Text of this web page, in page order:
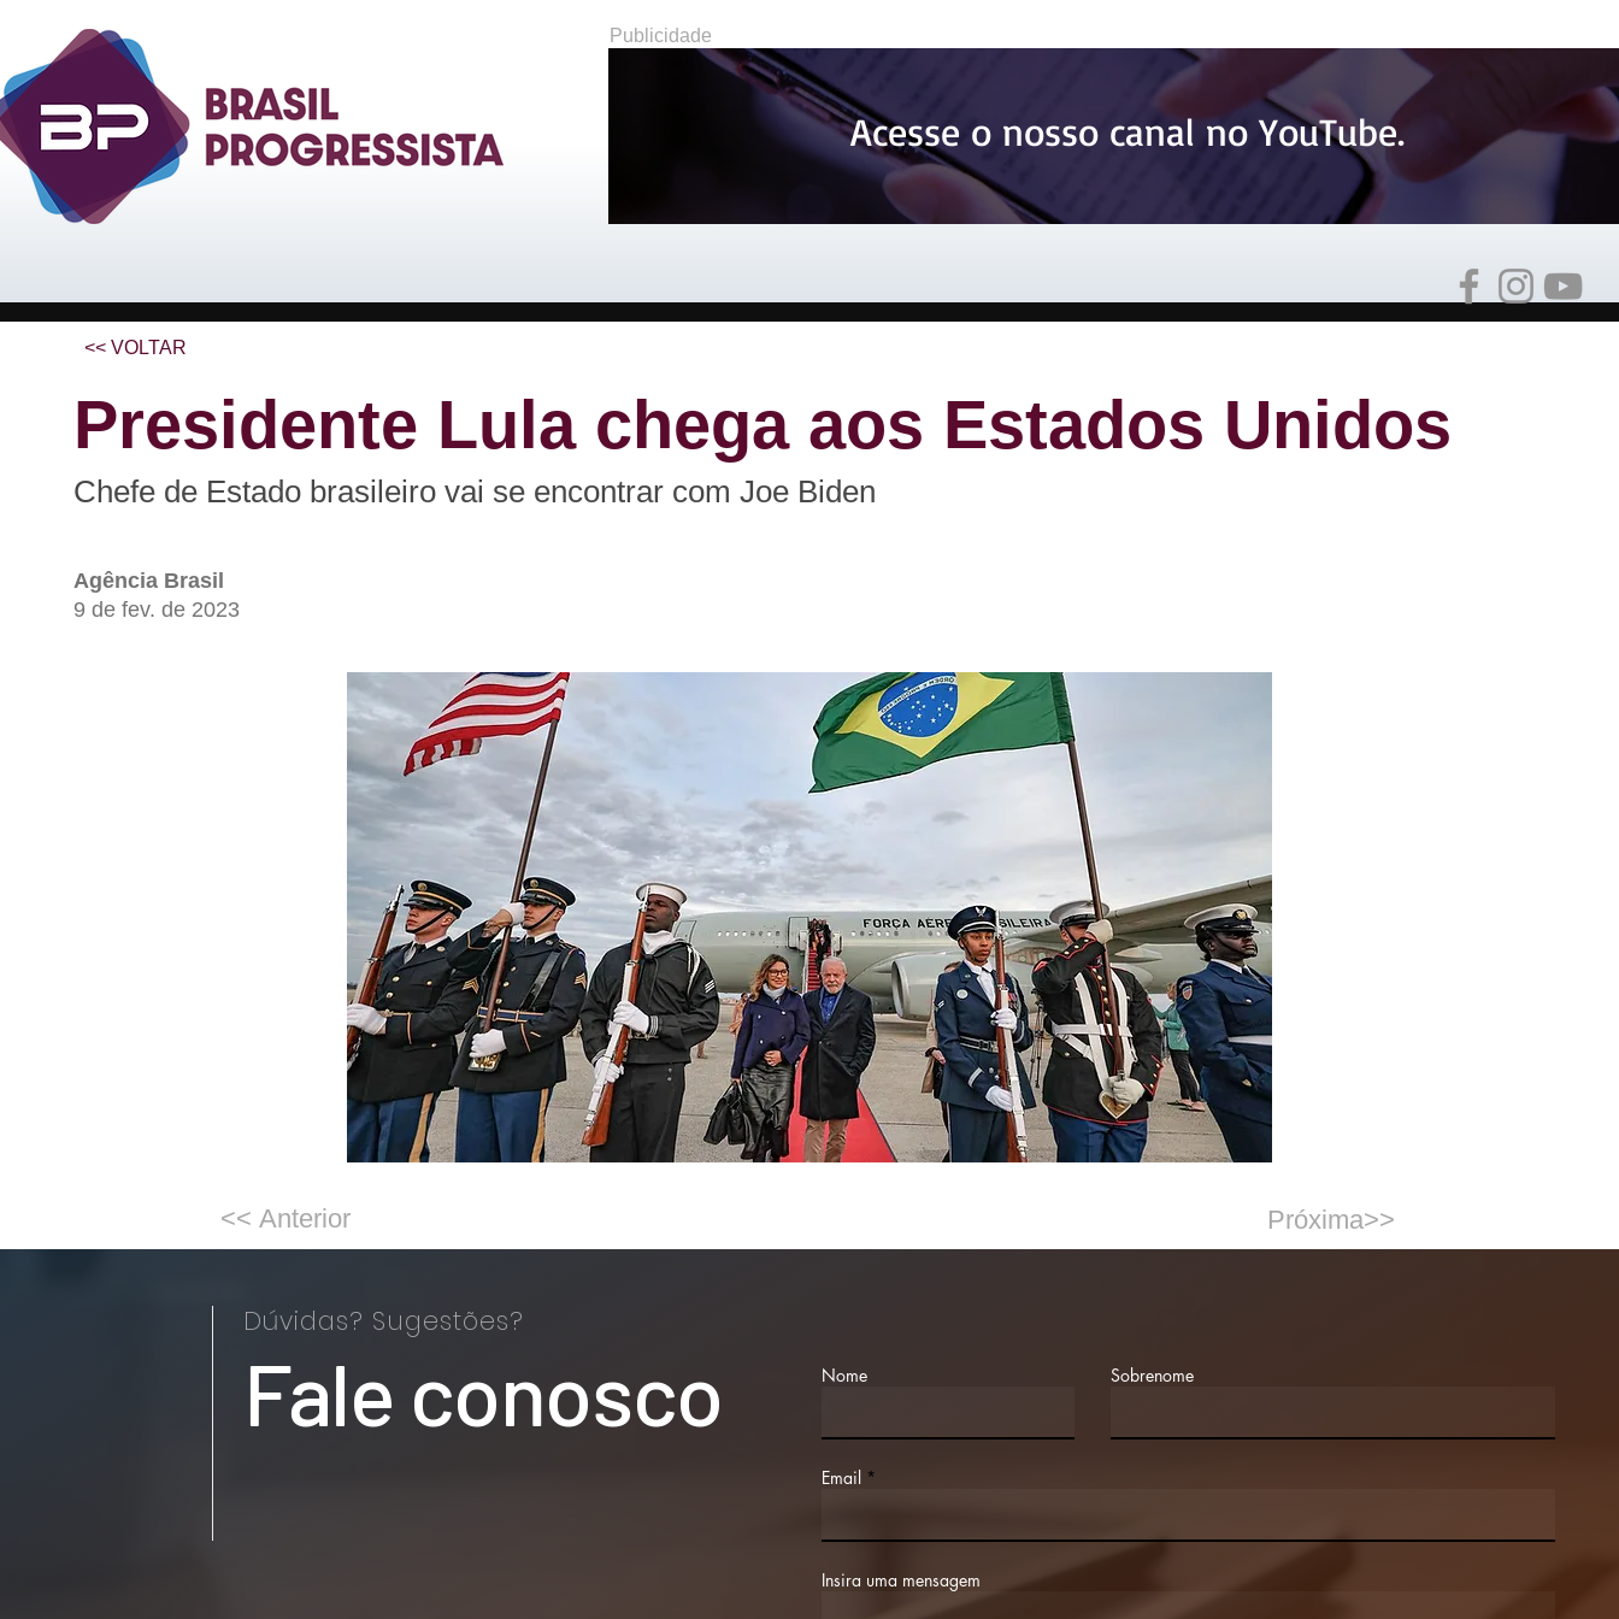
Publicidade
Acesse o nosso canal no YouTube.
<< VOLTAR
Presidente Lula chega aos Estados Unidos
Chefe de Estado brasileiro vai se encontrar com Joe Biden
Agência Brasil
9 de fev. de 2023
<< Anterior Próxima>>
Dúvidas? Sugestões?
Fale conosco Nome Sobrenome
Email
Insira uma mensagem